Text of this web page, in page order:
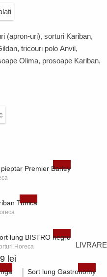
(apron-uri), sorturi Kariban,
, tricouri polo Anvil,
Olima, prosoape Kariban,
Premier Barley
Tunica
lung BISTRO negru
Horeca
lei
Sort lung Gastronomy
LIVRARE